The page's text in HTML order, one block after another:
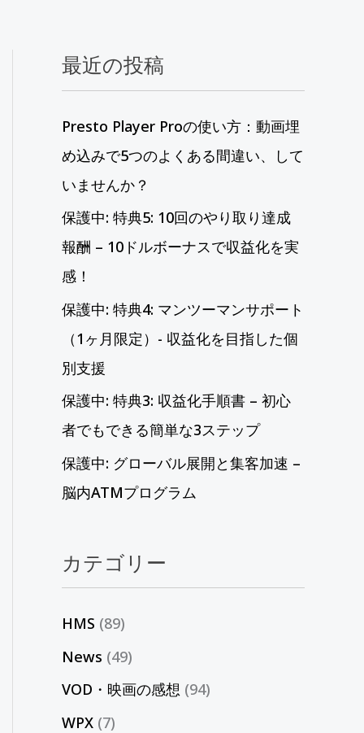
最近の投稿
Presto Player Proの使い方：動画埋
め込みで5つのよくある間違い、して
いませんか？
保護中: 特典5: 10回のやり取り達成
報酬 – 10ドルボーナスで収益化を実
感！
保護中: 特典4: マンツーマンサポート
（1ヶ月限定）- 収益化を目指した個
別支援
保護中: 特典3: 収益化手順書 – 初心
者でもできる簡単な3ステップ
保護中: グローバル展開と集客加速 –
脳内ATMプログラム
カテゴリー
HMS (89)
News (49)
VOD・映画の感想 (94)
WPX (7)